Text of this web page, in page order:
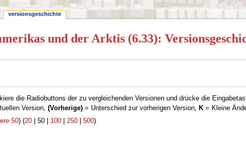
und der Arktis (6.33):
die Radiobuttons der zu vergleichenden Versionen und drücke die
Version, (Vorherige)= Unterschied zur vorherigen Version, K= Kleine
50) (20| 50| 100| 250| 500)
versionsgeschichte